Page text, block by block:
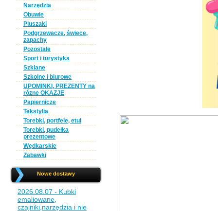
Narzędzia
Obuwie
Pluszaki
Podgrzewacze, świece,
zapachy
Pozostałe
Sport i turystyka
Szklane
Szkolne i biurowe
UPOMINKI, PREZENTY na
różne OKAZJE
Papiernicze
Tekstylia
Torebki, portfele, etui
Torebki, pudełka
prezentowe
Wędkarskie
Zabawki
Nowe dostawy
2026.08.07 - Kubki
emaliowane,
czajniki,narzędzia i nie